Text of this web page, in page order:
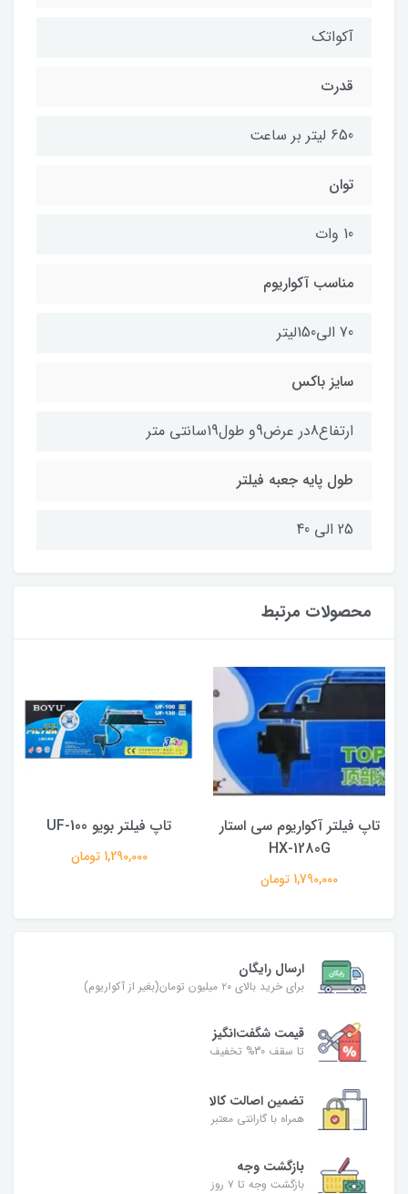
آکواتک
قدرت
650 لیتر بر ساعت
توان
10 وات
مناسب آکواریوم
70 الی150لیتر
سایز باکس
ارتفاع8در عرض9و طول19سانتی متر
طول پایه جعبه فیلتر
25 الی 40
محصولات مرتبط
تاپ فیلتر آکواریوم سی استار
HX-1280G
1,790,000 تومان
تاپ فیلتر بویو UF-100
1,290,000 تومان
ارسال رایگان
برای خرید بالای ۲۰ میلیون تومان(بغیر از آکواریوم)
قیمت شگفت‌انگیز
تا سقف 30% تخفیف
تضمین اصالت کالا
همراه با گارانتی معتبر
بازگشت وجه
بازگشت وجه تا ۷ روز